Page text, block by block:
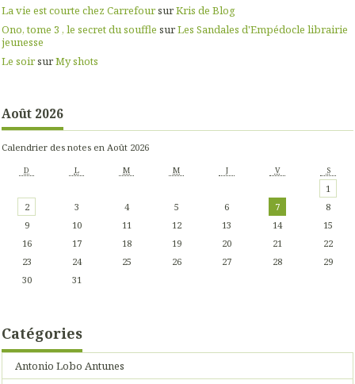
La vie est courte chez CarrefoursurKris de Blog
Ono, tome 3 , le secret du souffle surLes Sandales d'Empédocle librairie
jeunesse
Le soirsurMy shots
Août 2026
Calendrier des notes en Août 2026
D L M M J V S
1
2
3 4 5 6 7
8
9
10 11 12 13 14
15
16
17 18 19 20 21
22
23
24 25 26 27 28
29
30
31
Catégories
Antonio Lobo Antunes